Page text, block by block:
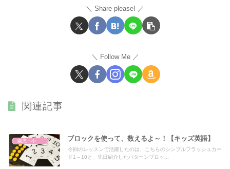
Share please!
Follow Me
関連記事
ブロックを使って、数えるよ～！【キッズ英語】
今回のレッスンで活躍したのは、こちらのシンプルフラッシュカー
ド1～10と、先日紹介したパターンブロッ...